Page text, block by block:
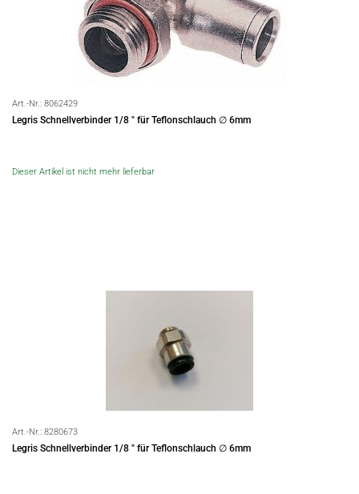
Art.-Nr.: 8062429
Legris Schnellverbinder 1/8 " für Teflonschlauch ∅ 6mm
Dieser Artikel ist nicht mehr lieferbar
Art.-Nr.: 8280673
Legris Schnellverbinder 1/8 " für Teflonschlauch ∅ 6mm